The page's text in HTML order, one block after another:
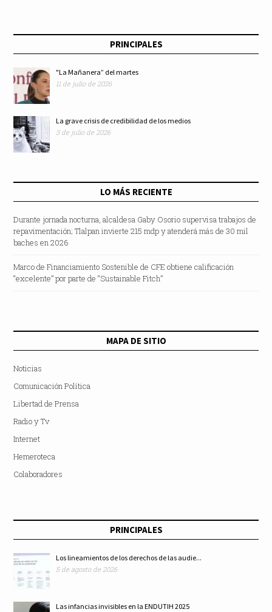
PRINCIPALES
"La Mañanera” del martes
11 de julio de 2026
La grave crisis de credibilidad de los medios
3 de julio de 2026
LO MÁS RECIENTE
Durante jornada nocturna, alcaldesa Gaby Osorio supervisa trabajos de
repavimentación; Tlalpan invierte 215 mdp y atenderá más de 30 mil
baches en 2026
Marco de Financiamiento Sostenible de CFE obtiene calificación
“excelente” por parte de “Sustainable Fitch”
MAPA DE SITIO
Noticias
Comunicación Política
Libertad de Prensa
Radio y Tv
Internet
Hemeroteca
Colaboradores
PRINCIPALES
Los lineamientos de los derechos de las audie...
5 de agosto de 2026
Las infancias invisibles en la ENDUTIH 2025